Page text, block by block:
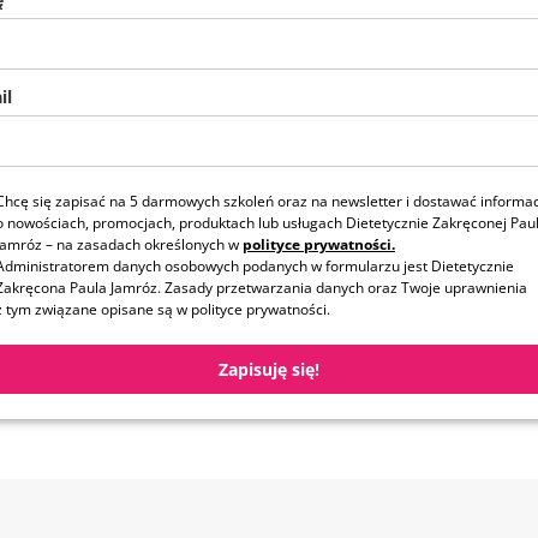
się zapisać na 5 darmowych szkoleń oraz na newsletter i dostawać
nowościach, promocjach, produktach lub usługach Dietetycznie Zakręconej
– na zasadach określonych w polityce prywatności.
danych osobowych podanych w formularzu jest Dietetycznie
Paula Jamróz. Zasady przetwarzania danych oraz Twoje uprawnienia
tym związane opisane są w polityce prywatności.
Zapisuję się!